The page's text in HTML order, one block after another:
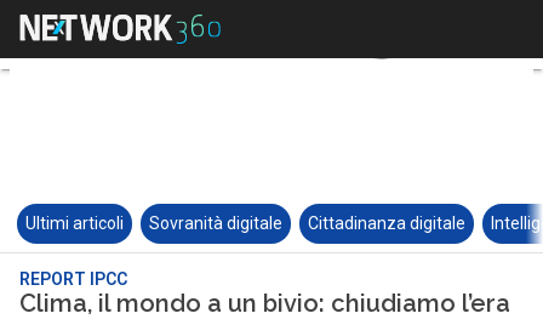
Ultimi articoli Sovranità digitale Cittadinanza digitale
REPORT IPCC
Clima, il mondo a un bivio: chiudiamo l’era